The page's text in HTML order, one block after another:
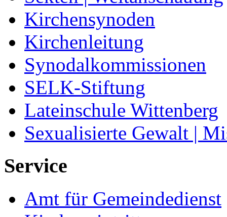
Kirchensynoden
Kirchenleitung
Synodalkommissionen
SELK-Stiftung
Lateinschule Wittenberg
Sexualisierte Gewalt |
Service
Amt für Gemeindedienst